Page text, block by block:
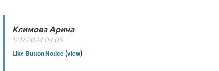
Климова Арина
12.12.2024 04:06
Like Button Notice(view)